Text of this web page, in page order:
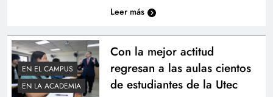
Leer más
EN EL CAMPUS
EN LA ACADEMIA
Con la mejor actitud
regresan a las aulas cientos
de estudiantes de la Utec